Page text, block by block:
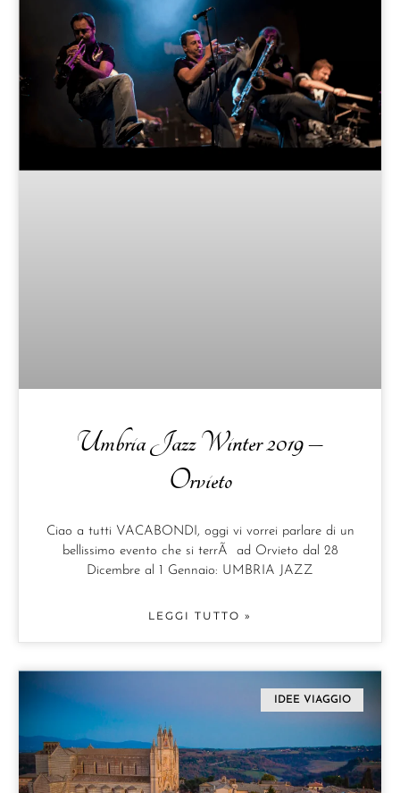
Umbria Jazz Winter 2019 –
Orvieto
Ciao a tutti VACABONDI, oggi vi vorrei parlare di un
bellissimo evento che si terrÃ ad Orvieto dal 28
Dicembre al 1 Gennaio: UMBRIA JAZZ
LEGGI TUTTO »
IDEE VIAGGIO